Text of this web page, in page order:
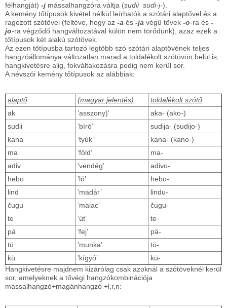
félhangját) -j mássalhangzóra váltja (sudii sudi-j-).
A kemény tőtípusok kivétel nélkül leírhatók a szótári alaptővel és a
ragozott szótővel (feltéve, hogy az -a és -ja végű tövek -o-ra és -
jo-ra végződő hangváltozatával külön nem törődünk), azaz ezek a
tőtípusok két alakú szótövek.
Az ezen tőtípusba tartozó legtöbb szó szótári alaptövének teljes
hangzóállománya változatlan marad a toldalékolt szótövön belül is,
hangkivetésre alig, fokváltakozásra pedig nem kerül sor.
A névszói kemény tőtípusok az alábbiak:
alaptő (magyar jelentés)
toldalékolt szótő
ak
’asszony)’
aka- (ako-)
sudii
’bíró’
sudija- (sudijo-)
kana
’tyúk’
kana- (kano-)
ma
’föld’
ma-
adiv
’vendég’
adivo-
hebo
’ló’
hebo-
lind
’madár’
lindu-
čugu
’malac’
čugu-
te
’út’
te-
pä
’fej’
pä-
tö
’munka’
tö-
kü
’kígyó’
kü-
Hangkivetésre majdnem kizárólag csak azoknál a szótöveknél kerül
sor, amelyeknek a tővégi hangzókombinációja
mássalhangzó+magánhangzó +l,r,n: